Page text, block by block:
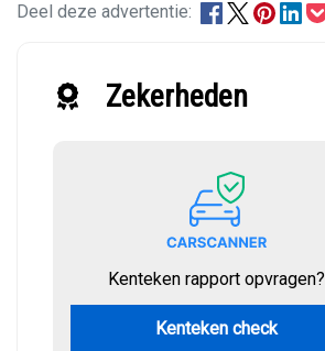
Deel deze advertentie:
Zekerheden
Kenteken rapport opvragen?
Kenteken check